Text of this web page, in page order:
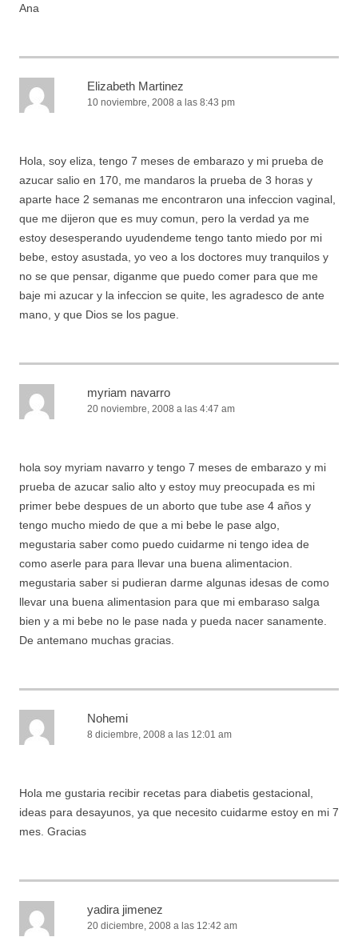
Ana
Elizabeth Martinez
10 noviembre, 2008 a las 8:43 pm
Hola, soy eliza, tengo 7 meses de embarazo y mi prueba de
azucar salio en 170, me mandaros la prueba de 3 horas y
aparte hace 2 semanas me encontraron una infeccion vaginal,
que me dijeron que es muy comun, pero la verdad ya me
estoy desesperando uyudendeme tengo tanto miedo por mi
bebe, estoy asustada, yo veo a los doctores muy tranquilos y
no se que pensar, diganme que puedo comer para que me
baje mi azucar y la infeccion se quite, les agradesco de ante
mano, y que Dios se los pague.
myriam navarro
20 noviembre, 2008 a las 4:47 am
hola soy myriam navarro y tengo 7 meses de embarazo y mi
prueba de azucar salio alto y estoy muy preocupada es mi
primer bebe despues de un aborto que tube ase 4 años y
tengo mucho miedo de que a mi bebe le pase algo,
megustaria saber como puedo cuidarme ni tengo idea de
como aserle para para llevar una buena alimentacion.
megustaria saber si pudieran darme algunas idesas de como
llevar una buena alimentasion para que mi embaraso salga
bien y a mi bebe no le pase nada y pueda nacer sanamente.
De antemano muchas gracias.
Nohemi
8 diciembre, 2008 a las 12:01 am
Hola me gustaria recibir recetas para diabetis gestacional,
ideas para desayunos, ya que necesito cuidarme estoy en mi 7
mes. Gracias
yadira jimenez
20 diciembre, 2008 a las 12:42 am